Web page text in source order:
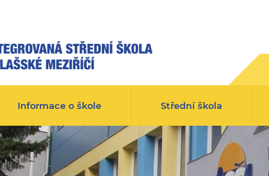
Informace o škole Střední škola